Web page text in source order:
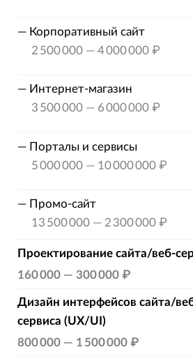
— Корпоративный сайт
2 500 000— 4 000 000 ₽
— Интернет-магазин
3 500 000— 6 000 000 ₽
— Порталы и сервисы
5 000 000— 10 000 000 ₽
— Промо-сайт
13 500 000— 2 300 000 ₽
Проектирование сайта/веб-
160 000— 300 000 ₽
Дизайн интерфейсов сайта/
сервиса (UX/UI)
800 000— 1 500 000 ₽